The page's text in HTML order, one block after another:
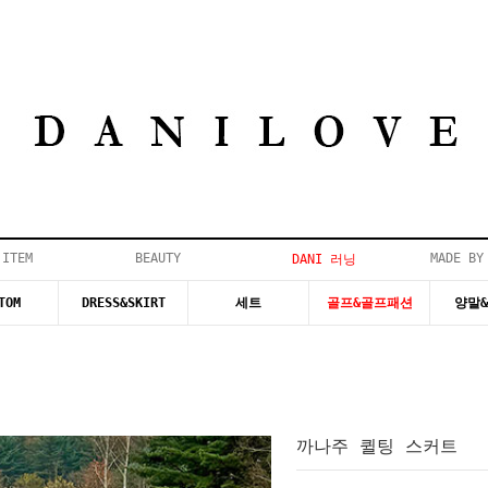
BEAUTY DANI 러닝 MADE
DRESS&SKIRT 세트 골프&골프패션 양말
까나주 퀼팅 스커트